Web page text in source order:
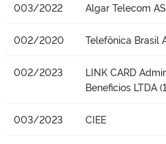
003/2022 Algar Telecom AS
002/2020 Telefônica Brasil
002/2023
LINK CARD
Beneficios LTDA
003/2023 CIEE